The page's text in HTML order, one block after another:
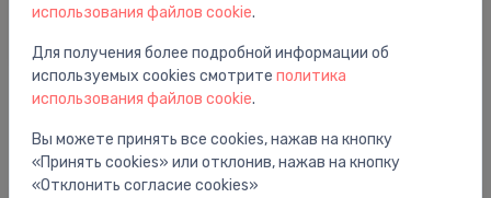
Септики
использования файлов cookie.
Для получения более подробной информации об
используемых cookies смотрите политика
использования файлов cookie.
Вы можете принять все cookies, нажав на кнопку
«Принять cookies» или отклонив, нажав на кнопку
«Отклонить согласие cookies»